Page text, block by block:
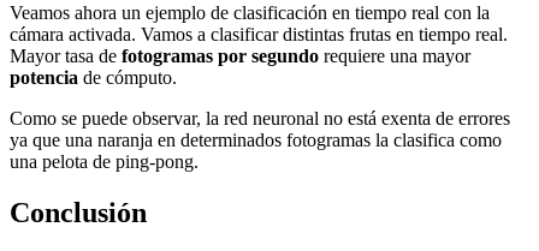
Veamos ahora un ejemplo de clasificación en tiempo real con la
cámara activada. Vamos a clasificar distintas frutas en tiempo real.
Mayor tasa de fotogramas por segundo requiere una mayor
potencia de cómputo.
Como se puede observar, la red neuronal no está exenta de errores
ya que una naranja en determinados fotogramas la clasifica como
una pelota de ping-pong.
Conclusión